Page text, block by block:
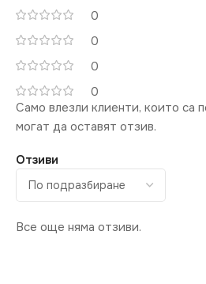
0
0
0
0
Отзиви
Все още няма отзиви.
Само влезли клиенти, които са
могат да оставят отзив.